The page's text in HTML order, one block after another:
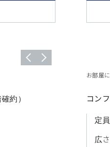
約）
お部屋
コン
定員
広さ